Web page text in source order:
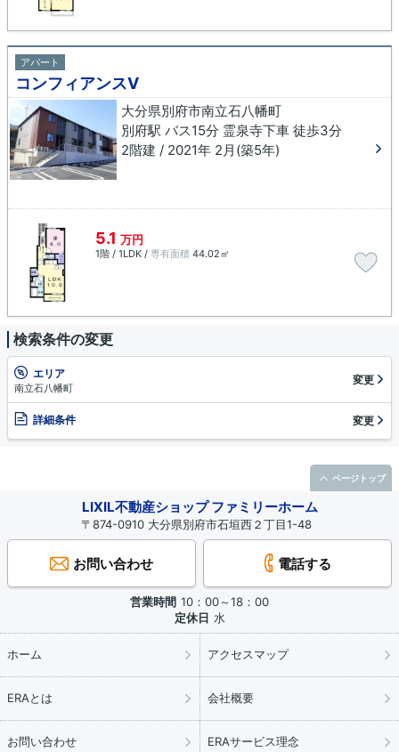
アパート
コンフィアンスⅤ
大分県別府市南立石八幡町
別府駅 バス15分 霊泉寺下車 徒歩3分
2階建 / 2021年 2月(築5年)
5.1 万円
1階 / 1LDK / 専有面積 44.02㎡
検索条件の変更
エリア
南立石八幡町
変更
詳細条件 変更
LIXIL不動産ショップ ファミリーホーム
〒874-0910 大分県別府市石垣西２丁目1-48
お問い合わせ 電話する
営業時間 10：00～18：00
定休日 水
ホーム アクセスマップ
ERAとは 会社概要
お問い合わせ ERAサービス理念
ページトップ